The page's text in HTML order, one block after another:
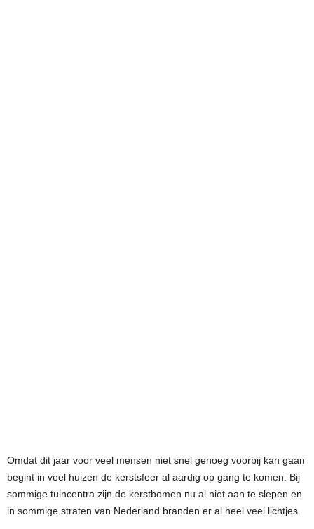
Omdat dit jaar voor veel mensen niet snel genoeg voorbij kan gaan
begint in veel huizen de kerstsfeer al aardig op gang te komen. Bij
sommige tuincentra zijn de kerstbomen nu al niet aan te slepen en
in sommige straten van Nederland branden er al heel veel lichtjes.